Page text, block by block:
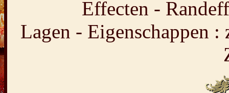
Effecten -
Lagen - Eigenschappen :